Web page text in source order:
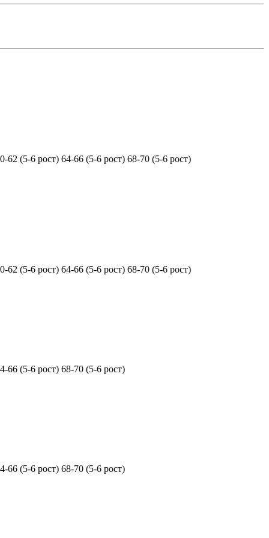
62 (5-6 рост) 64-66 (5-6 рост) 68-70 (5-6 рост)
62 (5-6 рост) 64-66 (5-6 рост) 68-70 (5-6 рост)
66 (5-6 рост) 68-70 (5-6 рост)
66 (5-6 рост) 68-70 (5-6 рост)